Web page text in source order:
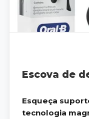
Escova de
Esqueça
tecnologia